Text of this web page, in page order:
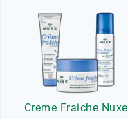
Creme Fraiche Nuxe